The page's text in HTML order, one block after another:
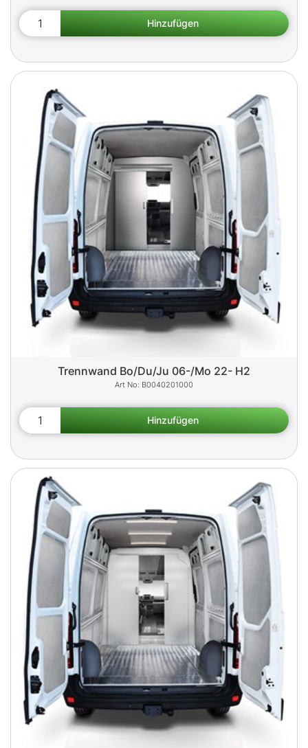
Trennwand Bo/Du/Ju 06-/Mo 22- H2
B0040201000